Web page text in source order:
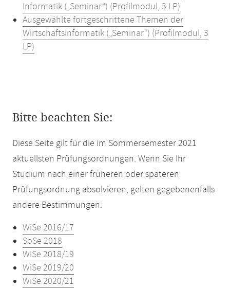
Informatik („Seminar“) (Profilmodul, 3 LP)
Ausgewählte fortgeschrittene Themen der
Wirtschaftsinformatik („Seminar“) (Profilmodul, 3
LP)
Bitte beachten Sie:
Diese Seite gilt für die im Sommersemester 2021
aktuellsten Prüfungsordnungen. Wenn Sie Ihr
Studium nach einer früheren oder späteren
Prüfungsordnung absolvieren, gelten gegebenenfalls
andere Bestimmungen:
WiSe 2016/17
SoSe 2018
WiSe 2018/19
WiSe 2019/20
WiSe 2020/21